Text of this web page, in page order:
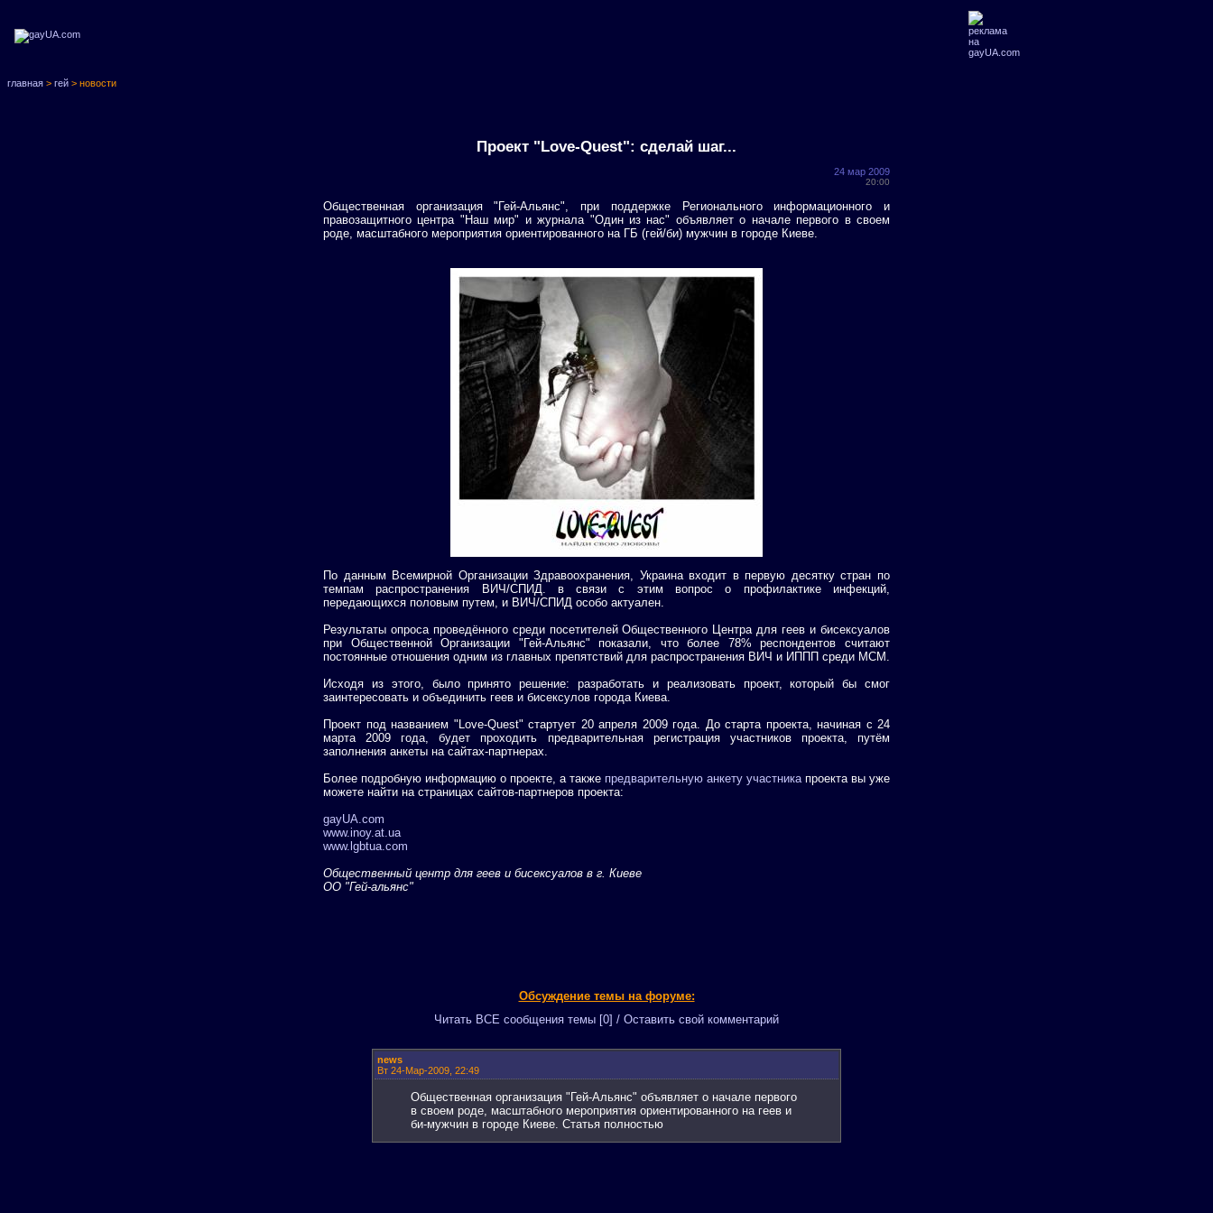
главная > гей > новости
Проект "Love-Quest": сделай шаг...
24 мар 2009
20:00
Общественная организация "Гей-Альянс", при поддержке Регионального информационного и
правозащитного центра "Наш мир" и журнала "Один из нас" объявляет о начале первого в своем
роде, масштабного мероприятия ориентированного на ГБ (гей/би) мужчин в городе Киеве.
По данным Всемирной Организации Здравоохранения, Украина входит в первую десятку стран по
темпам распространения ВИЧ/СПИД. в связи с этим вопрос о профилактике инфекций,
передающихся половым путем, и ВИЧ/СПИД особо актуален.
Результаты опроса проведённого среди посетителей Общественного Центра для геев и бисексуалов
при Общественной Организации "Гей-Альянс" показали, что более 78% респондентов считают
постоянные отношения одним из главных препятствий для распространения ВИЧ и ИППП среди МСМ.
Исходя из этого, было принято решение: разработать и реализовать проект, который бы смог
заинтересовать и объединить геев и бисексулов города Киева.
Проект под названием "Love-Quest" стартует 20 апреля 2009 года. До старта проекта, начиная с 24
марта 2009 года, будет проходить предварительная регистрация участников проекта, путём
заполнения анкеты на сайтах-партнерах.
Более подробную информацию о проекте, а также предварительную анкету участникапроекта вы уже
можете найти на страницах сайтов-партнеров проекта:
gayUA.com
www.inoy.at.ua
www.lgbtua.com
Общественный центр для геев и бисексуалов в г. Киеве
ОО "Гей-альянс"
Обсуждение темы на форуме:
Читать ВСЕ сообщения темы [0] / Оставить свой комментарий
news
Вт 24-Мар-2009, 22:49
Общественная организация "Гей-Альянс" объявляет о начале первого
в своем роде, масштабного мероприятия ориентированного на геев и
би-мужчин в городе Киеве. Статья полностью